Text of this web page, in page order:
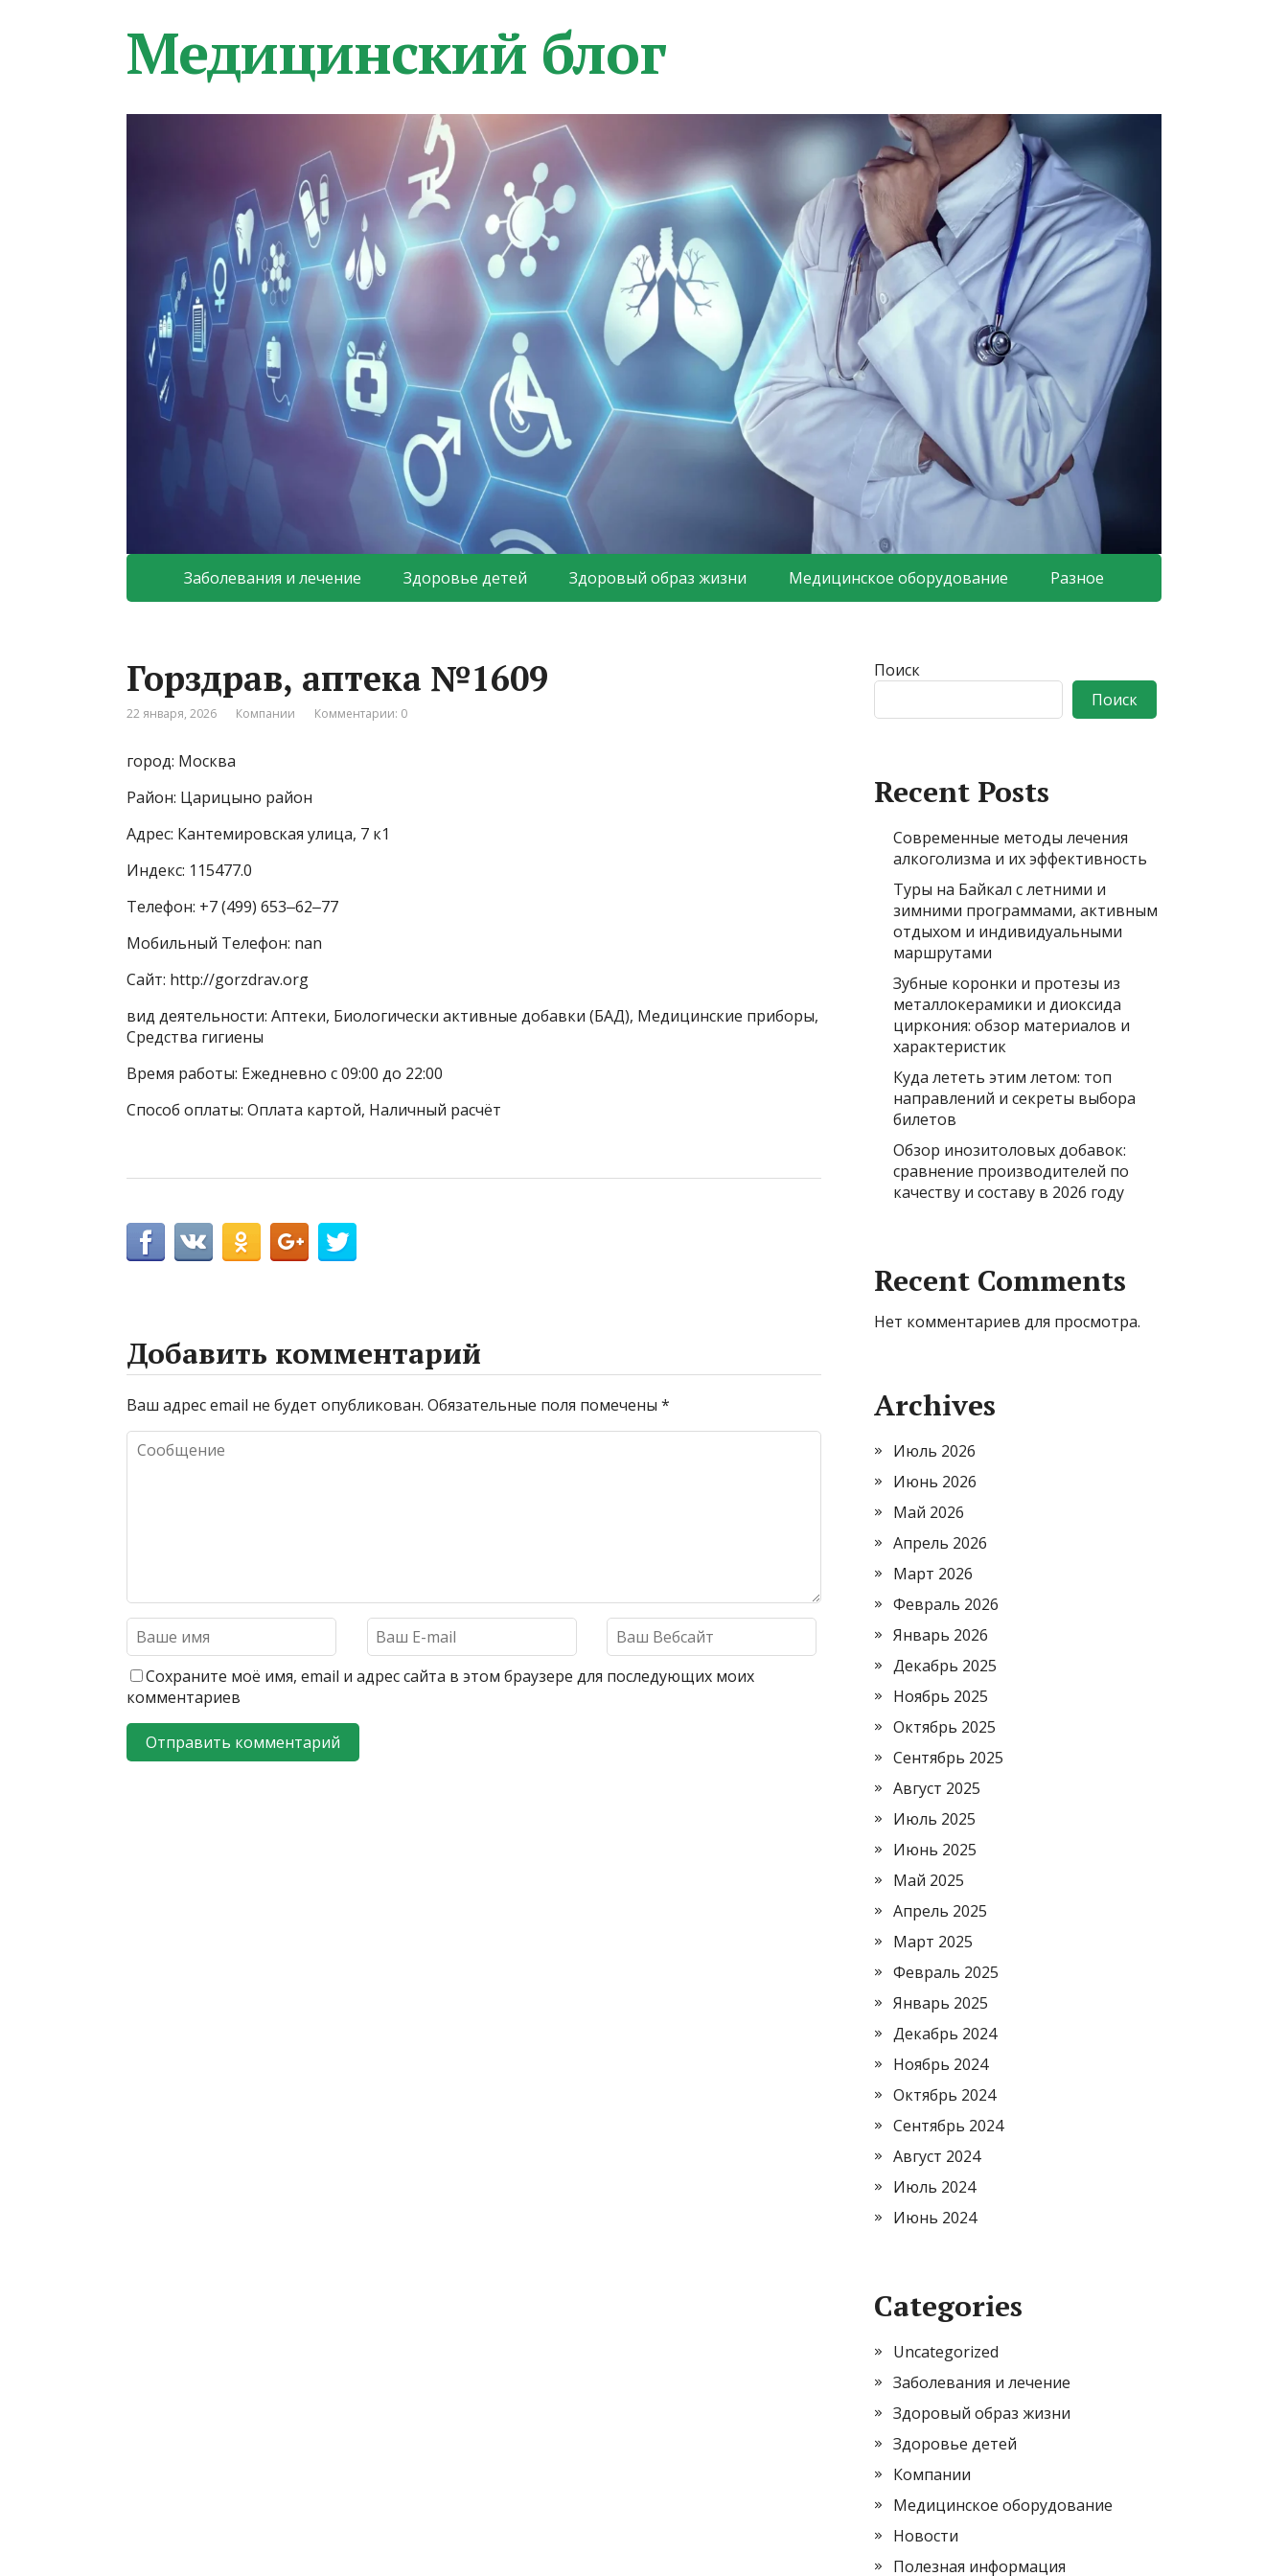
Медицинский блог
Заболевания и лечение Здоровье детей Здоровый образ жизни Медицинское оборудование Разное
Горздрав, аптека №1609
22 января, 2026 Компании Комментарии: 0
город: Москва
Район: Царицыно район
Адрес: Кантемировская улица, 7 к1
Индекс: 115477.0
Телефон: +7 (499) 653‒62‒77
Мобильный Телефон: nan
Сайт: http://gorzdrav.org
вид деятельности: Аптеки, Биологически активные добавки (БАД), Медицинские приборы,
Средства гигиены
Время работы: Ежедневно с 09:00 до 22:00
Способ оплаты: Оплата картой, Наличный расчёт
Добавить комментарий
Ваш адрес email не будет опубликован. Обязательные поля помечены *
Сохраните моё имя, email и адрес сайта в этом браузере для последующих моих
комментариев
Поиск
Поиск
Recent Posts
Современные методы лечения
алкоголизма и их эффективность
Туры на Байкал с летними и
зимними программами, активным
отдыхом и индивидуальными
маршрутами
Зубные коронки и протезы из
металлокерамики и диоксида
циркония: обзор материалов и
характеристик
Куда лететь этим летом: топ
направлений и секреты выбора
билетов
Обзор инозитоловых добавок:
сравнение производителей по
качеству и составу в 2026 году
Recent Comments
Нет комментариев для просмотра.
Archives
Июль 2026
Июнь 2026
Май 2026
Апрель 2026
Март 2026
Февраль 2026
Январь 2026
Декабрь 2025
Ноябрь 2025
Октябрь 2025
Сентябрь 2025
Август 2025
Июль 2025
Июнь 2025
Май 2025
Апрель 2025
Март 2025
Февраль 2025
Январь 2025
Декабрь 2024
Ноябрь 2024
Октябрь 2024
Сентябрь 2024
Август 2024
Июль 2024
Июнь 2024
Categories
Uncategorized
Заболевания и лечение
Здоровый образ жизни
Здоровье детей
Компании
Медицинское оборудование
Новости
Полезная информация